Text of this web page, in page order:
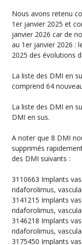
Nous avons retenu
1er janvier 2025 et
janvier 2026 car de
au 1er janvier 2026 :
2025 des évolutions
La liste des DMI en
comprend 64
La liste des DMI en
DMI en sus.
A noter que 8 DMI
supprimés
des DMI suivants :
3110663 Implants
ridaforolimus,
3141215 Implants
ridaforolimus,
3146218 Implants
ridaforolimus,
3175450 Implants